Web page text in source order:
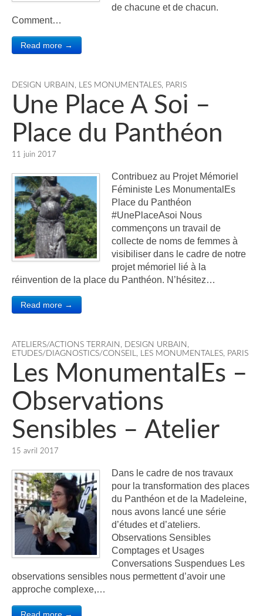
de chacune et de chacun.
Comment…
Read more →
DESIGN URBAIN , LES MONUMENTALES, PARIS
Une Place A Soi –
Place du Panthéon
11 juin 2017
Contribuez au Projet Mémoriel
Féministe Les MonumentalEs
Place du Panthéon
#UnePlaceAsoi Nous
commençons un travail de
collecte de noms de femmes à
visibiliser dans le cadre de notre
projet mémoriel lié à la
réinvention de la place du Panthéon. N’hésitez…
Read more →
ATELIERS/ACTIONS TERRAIN , DESIGN URBAIN ,
ETUDES/DIAGNOSTICS/CONSEIL, LES MONUMENTALES, PARIS
Les MonumentalEs –
Observations
Sensibles – Atelier
15 avril 2017
Dans le cadre de nos travaux
pour la transformation des places
du Panthéon et de la Madeleine,
nous avons lancé une série
d’études et d’ateliers.
Observations Sensibles
Comptages et Usages
Conversations Suspendues Les
observations sensibles nous permettent d’avoir une
approche complexe,…